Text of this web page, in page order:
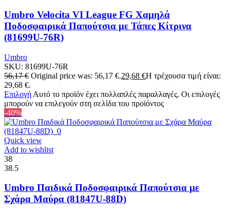
Umbro Velocita VI League FG Χαμηλά
Ποδοσφαιρικά Παπούτσια με Τάπες Κίτρινα
(81699U-76R)
Umbro
SKU: 81699U-76R
56,17€ Original price was: 56,17 €.29,68 €Η τρέχουσα τιμή είναι:
29,68 €.
Επιλογή Αυτό το προϊόν έχει πολλαπλές παραλλαγές. Οι επιλογές
μπορούν να επιλεγούν στη σελίδα του προϊόντος
-40%
Quick view
Add to wishlist
38
38.5
Umbro Παιδικά Ποδοσφαιρικά Παπούτσια με
Σχάρα Μαύρα (81847U-88D)